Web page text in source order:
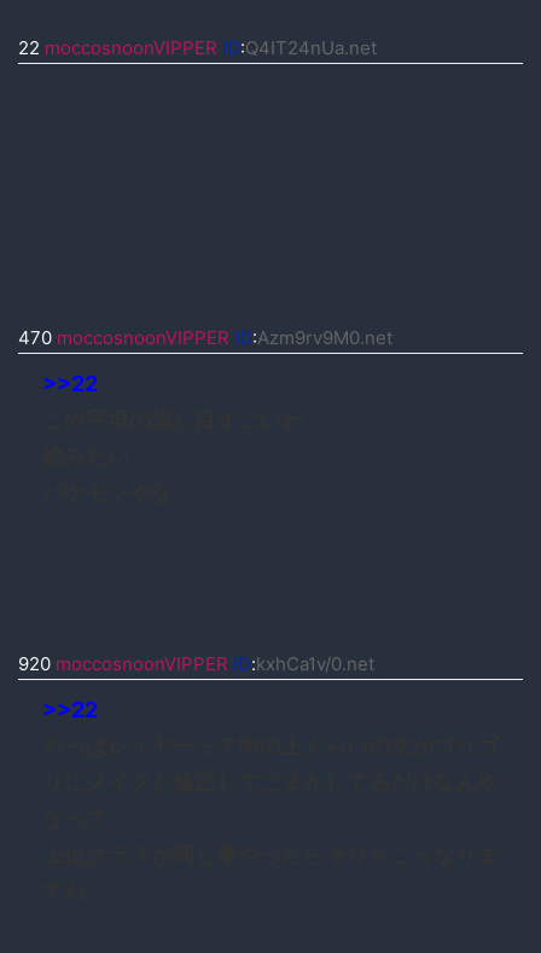
22 moccosnoonVIPPER ID:Q4IT24nUa.net
470 moccosnoonVIPPER ID:Azm9rv9M0.net
>>22
920 moccosnoonVIPPER ID:kxhCa1v/0.net
>>22